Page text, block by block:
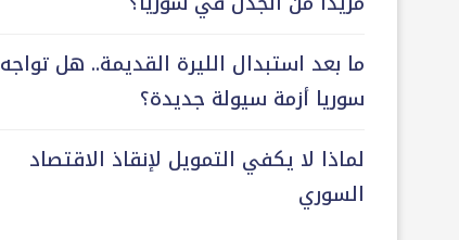
ما بعد استبدال الليرة القديمة.. هل تواجه
سوريا أزمة سيولة جديدة؟
لماذا لا يكفي التمويل لإنقاذ الاقتصاد
السوري